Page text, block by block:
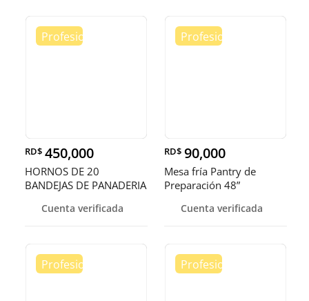
RD$ 450,000
HORNOS DE 20
BANDEJAS DE PANADERIA
Cuenta verificada
RD$ 90,000
Mesa fría Pantry de
Preparación 48”
Cuenta verificada